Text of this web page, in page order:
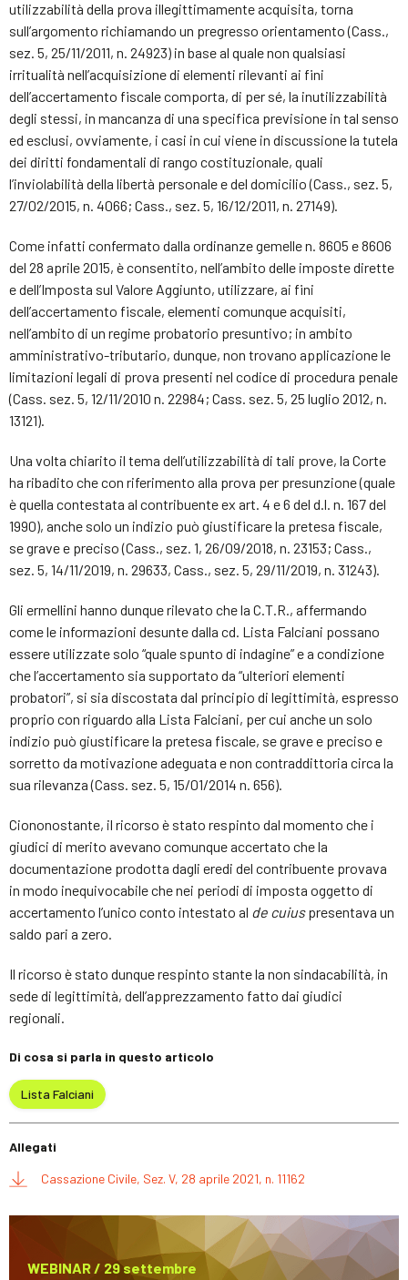
utilizzabilità della prova illegittimamente acquisita, torna
sull’argomento richiamando un pregresso orientamento (Cass.,
sez. 5, 25/11/2011, n. 24923) in base al quale non qualsiasi
irritualità nell’acquisizione di elementi rilevanti ai fini
dell’accertamento fiscale comporta, di per sé, la inutilizzabilità
degli stessi, in mancanza di una specifica previsione in tal senso
ed esclusi, ovviamente, i casi in cui viene in discussione la tutela
dei diritti fondamentali di rango costituzionale, quali
l’inviolabilità della libertà personale e del domicilio (Cass., sez. 5,
27/02/2015, n. 4066; Cass., sez. 5, 16/12/2011, n. 27149).
Come infatti confermato dalla ordinanze gemelle n. 8605 e 8606
del 28 aprile 2015, è consentito, nell’ambito delle imposte dirette
e dell’Imposta sul Valore Aggiunto, utilizzare, ai fini
dell’accertamento fiscale, elementi comunque acquisiti,
nell’ambito di un regime probatorio presuntivo; in ambito
amministrativo-tributario, dunque, non trovano applicazione le
limitazioni legali di prova presenti nel codice di procedura penale
(Cass. sez. 5, 12/11/2010 n. 22984; Cass. sez. 5, 25 luglio 2012, n.
13121).
Una volta chiarito il tema dell’utilizzabilità di tali prove, la Corte
ha ribadito che con riferimento alla prova per presunzione (quale
è quella contestata al contribuente ex art. 4 e 6 del d.l. n. 167 del
1990), anche solo un indizio può giustificare la pretesa fiscale,
se grave e preciso (Cass., sez. 1, 26/09/2018, n. 23153; Cass.,
sez. 5, 14/11/2019, n. 29633, Cass., sez. 5, 29/11/2019, n. 31243).
Gli ermellini hanno dunque rilevato che la C.T.R., affermando
come le informazioni desunte dalla cd. Lista Falciani possano
essere utilizzate solo “quale spunto di indagine” e a condizione
che l’accertamento sia supportato da “ulteriori elementi
probatori”, si sia discostata dal principio di legittimità, espresso
proprio con riguardo alla Lista Falciani, per cui anche un solo
indizio può giustificare la pretesa fiscale, se grave e preciso e
sorretto da motivazione adeguata e non contraddittoria circa la
sua rilevanza (Cass. sez. 5, 15/01/2014 n. 656).
Ciononostante, il ricorso è stato respinto dal momento che i
giudici di merito avevano comunque accertato che la
documentazione prodotta dagli eredi del contribuente provava
in modo inequivocabile che nei periodi di imposta oggetto di
accertamento l’unico conto intestato al de cuiuspresentava un
saldo pari a zero.
Il ricorso è stato dunque respinto stante la non sindacabilità, in
sede di legittimità, dell’apprezzamento fatto dai giudici
regionali.
Di cosa si parla in questo articolo
Lista Falciani
Allegati
Cassazione Civile, Sez. V, 28 aprile 2021, n. 11162
WEBINAR / 29 settembre